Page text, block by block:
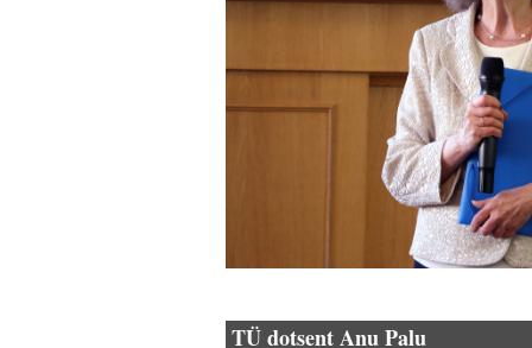
TÜ dotsent Anu Palu